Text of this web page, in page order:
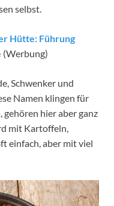
selbst.
Hütte: Führung
(Werbung)
Schwenker und
Namen klingen für
hier aber ganz
mit Kartoffeln,
einfach, aber mit viel